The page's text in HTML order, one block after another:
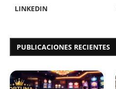
LINKEDIN
PUBLICACIONES RECIENTES